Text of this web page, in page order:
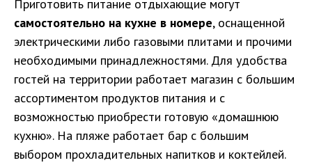
Приготовить питание отдыхающие могут
самостоятельно на кухне в номере, оснащенной
электрическими либо газовыми плитами и прочими
необходимыми принадлежностями. Для удобства
гостей на территории работает магазин с большим
ассортиментом продуктов питания и с
возможностью приобрести готовую «домашнюю
кухню». На пляже работает бар с большим
выбором прохладительных напитков и коктейлей.